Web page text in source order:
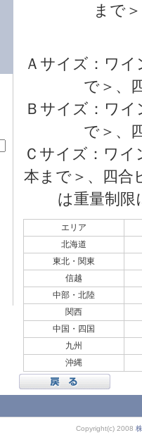
まで
Ａサイズ：ワ
で＞、
Ｂサイズ：ワ
で＞、
Ｃサイズ：ワイ
本まで＞、四
は重量制
エリア
北海道
東北・関東
信越
中部・北陸
関西
中国・四国
九州
沖縄
Copyright(c) 2008